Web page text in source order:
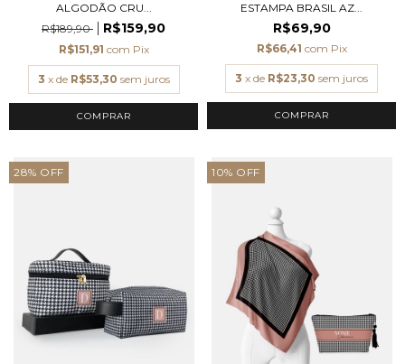
ALGODÃO CRU...
R$189,90
R$159,90
R$151,91 com Pix
3 x de R$53,30 sem juros
ESTAMPA BRASIL AZ...
R$69,90
R$66,41 com Pix
3 x de R$23,30 sem juros
COMPRAR
28% OFF 10% OFF